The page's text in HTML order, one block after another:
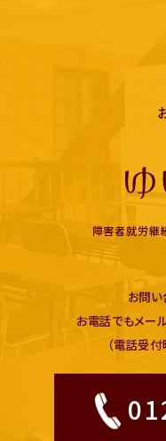
障害者就労継
お問い
お電話でもメー
（電話受